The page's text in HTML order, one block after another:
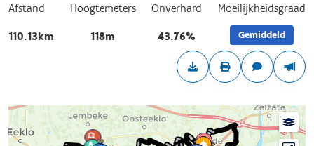
Afstand
110.13km
Hoogtemeters
118m
Onverhard
43.76%
Moeilijkheidsgraad
Gemiddeld